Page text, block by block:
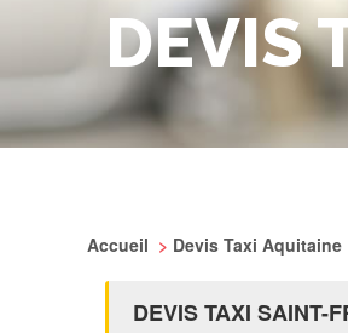
DEVIS
Accueil > Devis Taxi Aquitaine
DEVIS TAXI SAINT-